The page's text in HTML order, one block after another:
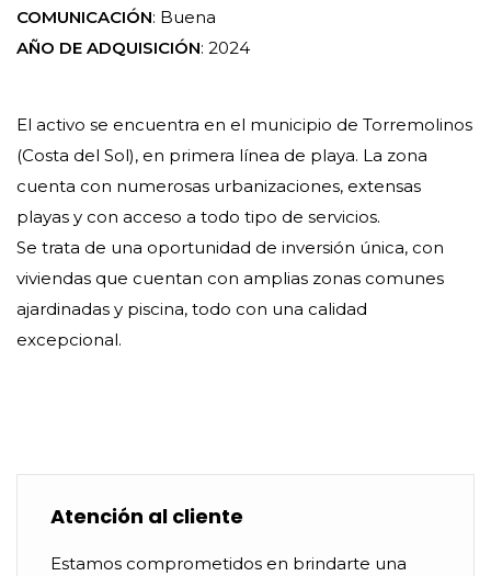
COMUNICACIÓN: Buena
AÑO DE ADQUISICIÓN: 2024
El activo se encuentra en el municipio de Torremolinos
(Costa del Sol), en primera línea de playa. La zona
cuenta con numerosas urbanizaciones, extensas
playas y con acceso a todo tipo de servicios.
Se trata de una oportunidad de inversión única, con
viviendas que cuentan con amplias zonas comunes
ajardinadas y piscina, todo con una calidad
excepcional.
Atención al cliente
Estamos comprometidos en brindarte una